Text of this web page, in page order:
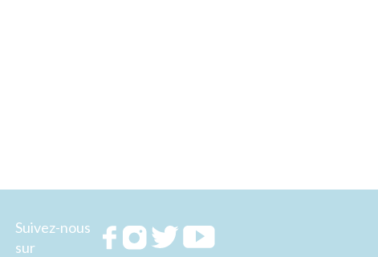
Suivez-nous
sur
RejoignezRejoignezRejoignez